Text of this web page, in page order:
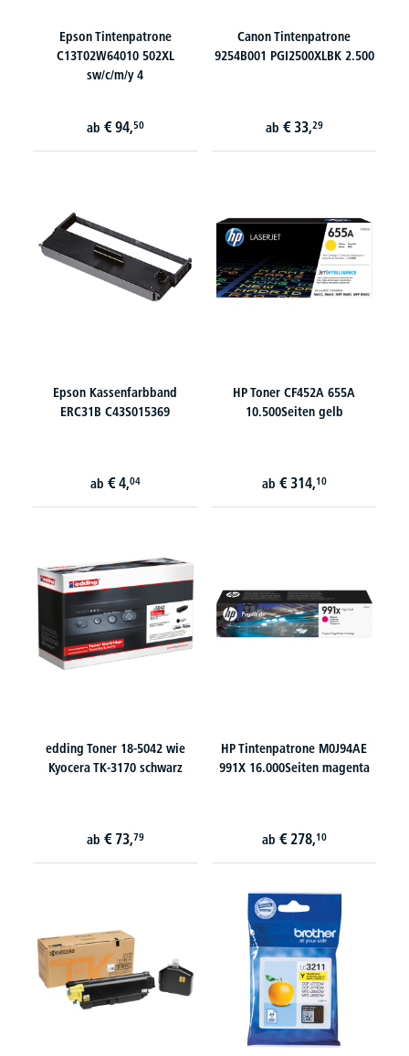
Epson Tintenpatrone
C13T02W64010 502XL
sw/c/m/y 4
ab € 94,50
Canon Tintenpatrone
9254B001 PGI2500XLBK 2.500
ab € 33,29
Epson Kassenfarbband
ERC31B C43S015369
ab € 4,04
HP Toner CF452A 655A
10.500Seiten gelb
ab € 314,10
edding Toner 18-5042 wie
Kyocera TK-3170 schwarz
ab € 73,79
HP Tintenpatrone M0J94AE
991X 16.000Seiten magenta
ab € 278,10